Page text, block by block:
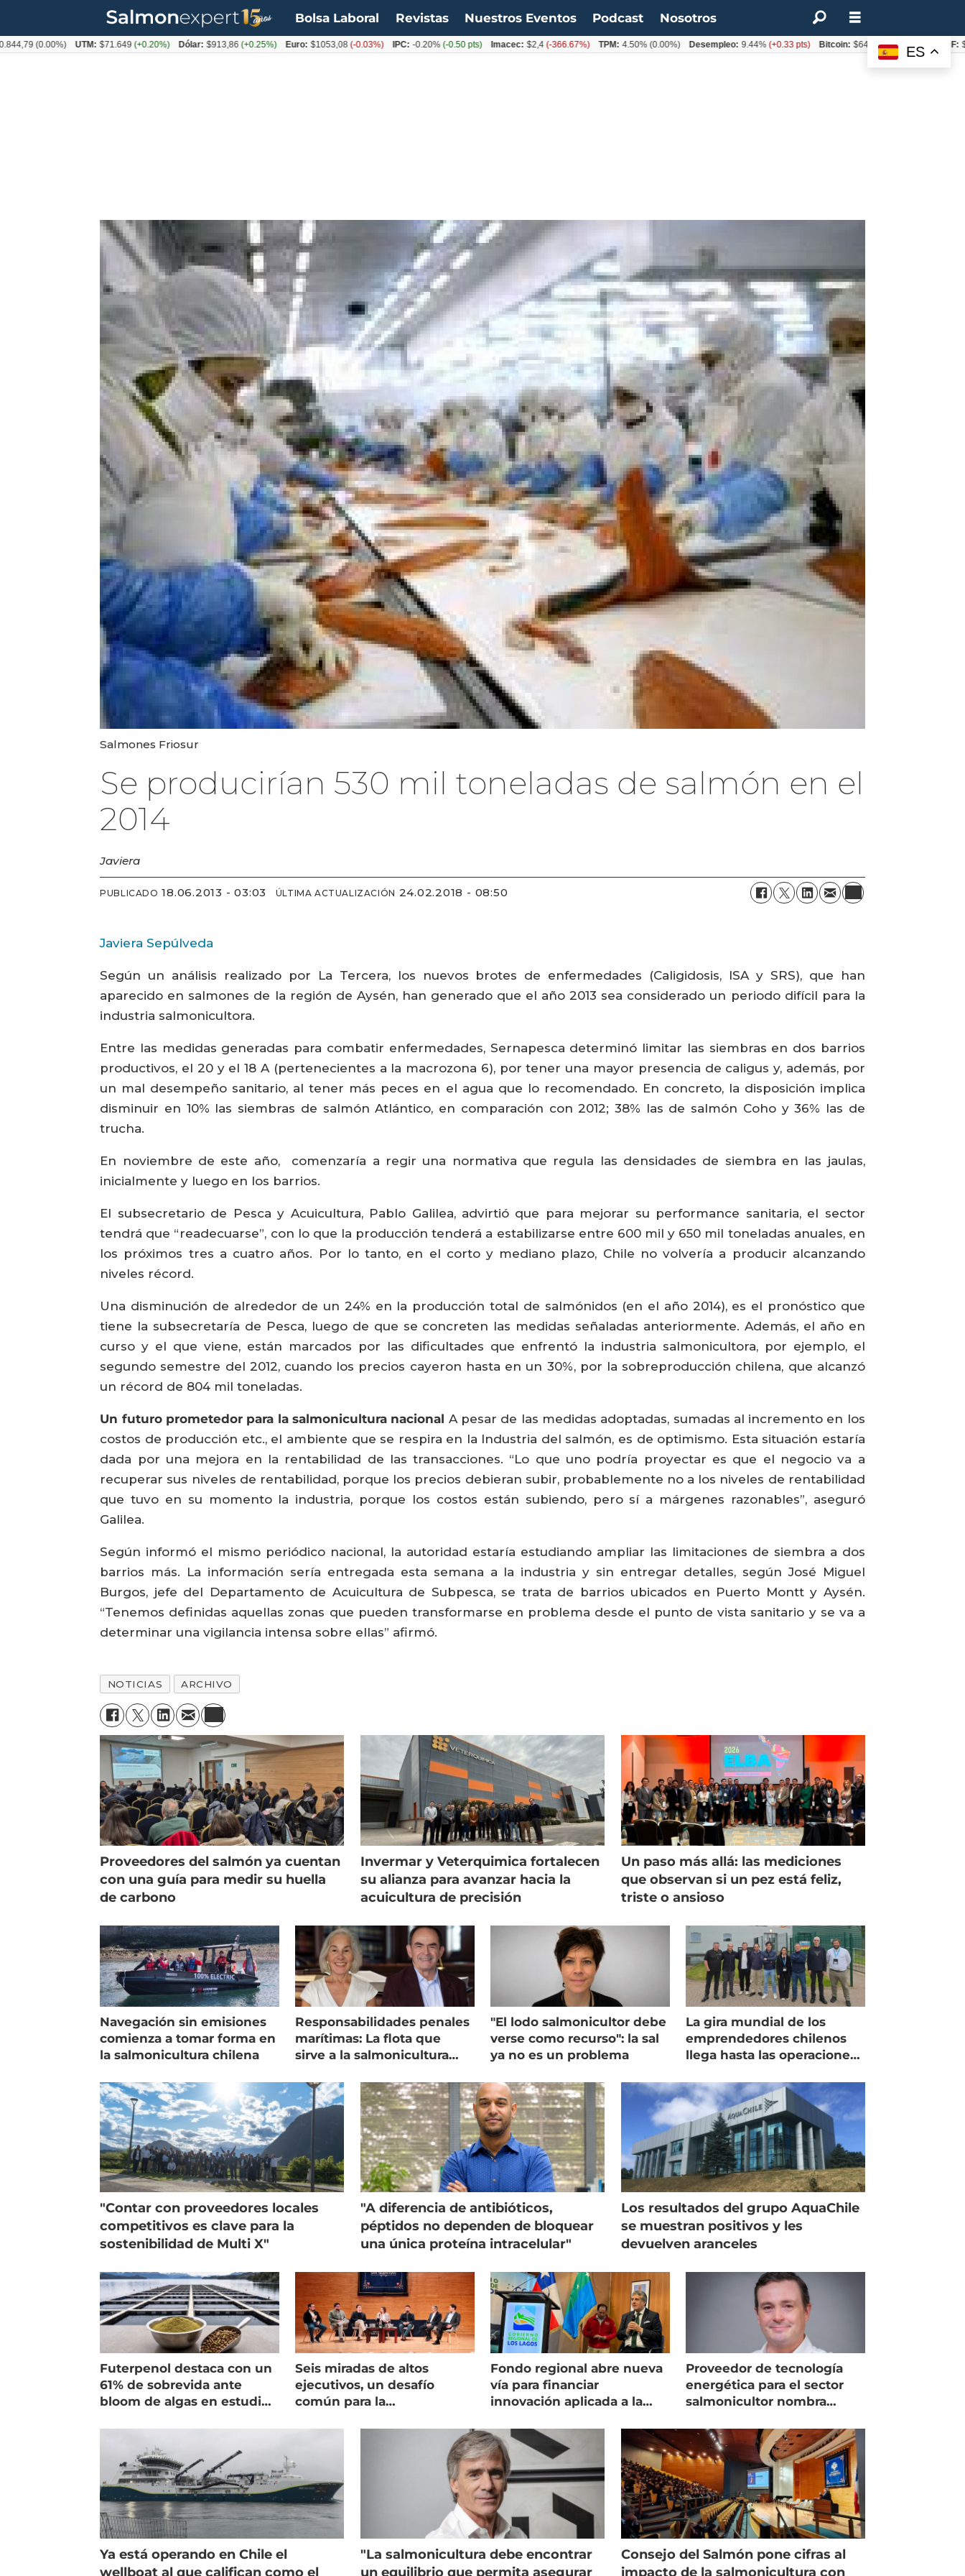
Bolsa Laboral Revistas Nuestros Eventos Podcast Nosotros
Salmones Friosur
Se producirían 530 mil toneladas de salmón en el
2014
Javiera
PUBLICADO 18.06.2013 - 03:03 ÚLTIMA ACTUALIZACIÓN 24.02.2018 - 08:50
Javiera Sepúlveda
Según un análisis realizado por La Tercera, los nuevos brotes de enfermedades (Caligidosis, ISA y SRS), que han
aparecido en salmones de la región de Aysén, han generado que el año 2013 sea considerado un periodo difícil para la
industria salmonicultora.
Entre las medidas generadas para combatir enfermedades, Sernapesca determinó limitar las siembras en dos barrios
productivos, el 20 y el 18 A (pertenecientes a la macrozona 6), por tener una mayor presencia de caligus y, además, por
un mal desempeño sanitario, al tener más peces en el agua que lo recomendado. En concreto, la disposición implica
disminuir en 10% las siembras de salmón Atlántico, en comparación con 2012; 38% las de salmón Coho y 36% las de
trucha.
En noviembre de este año, comenzaría a regir una normativa que regula las densidades de siembra en las jaulas,
inicialmente y luego en los barrios.
El subsecretario de Pesca y Acuicultura, Pablo Galilea, advirtió que para mejorar su performance sanitaria, el sector
tendrá que “readecuarse”, con lo que la producción tenderá a estabilizarse entre 600 mil y 650 mil toneladas anuales, en
los próximos tres a cuatro años. Por lo tanto, en el corto y mediano plazo, Chile no volvería a producir alcanzando
niveles récord.
Una disminución de alrededor de un 24% en la producción total de salmónidos (en el año 2014), es el pronóstico que
tiene la subsecretaría de Pesca, luego de que se concreten las medidas señaladas anteriormente. Además, el año en
curso y el que viene, están marcados por las dificultades que enfrentó la industria salmonicultora, por ejemplo, el
segundo semestre del 2012, cuando los precios cayeron hasta en un 30%, por la sobreproducción chilena, que alcanzó
un récord de 804 mil toneladas.
Un futuro prometedor para la salmonicultura nacional A pesar de las medidas adoptadas, sumadas al incremento en los
costos de producción etc., el ambiente que se respira en la Industria del salmón, es de optimismo. Esta situación estaría
dada por una mejora en la rentabilidad de las transacciones. “Lo que uno podría proyectar es que el negocio va a
recuperar sus niveles de rentabilidad, porque los precios debieran subir, probablemente no a los niveles de rentabilidad
que tuvo en su momento la industria, porque los costos están subiendo, pero sí a márgenes razonables”, aseguró
Galilea.
Según informó el mismo periódico nacional, la autoridad estaría estudiando ampliar las limitaciones de siembra a dos
barrios más. La información sería entregada esta semana a la industria y sin entregar detalles, según José Miguel
Burgos, jefe del Departamento de Acuicultura de Subpesca, se trata de barrios ubicados en Puerto Montt y Aysén.
“Tenemos definidas aquellas zonas que pueden transformarse en problema desde el punto de vista sanitario y se va a
determinar una vigilancia intensa sobre ellas” afirmó.
NOTICIAS ARCHIVO
Proveedores del salmón ya cuentan
con una guía para medir su huella
de carbono
Invermar y Veterquimica fortalecen
su alianza para avanzar hacia la
acuicultura de precisión
Un paso más allá: las mediciones
que observan si un pez está feliz,
triste o ansioso
Navegación sin emisiones
comienza a tomar forma en
la salmonicultura chilena
Responsabilidades penales
marítimas: La flota que
sirve a la salmonicultura
"El lodo salmonicultor debe
verse como recurso": la sal
ya no es un problema
La gira mundial de los
emprendedores chilenos
llega hasta las operaciones
"Contar con proveedores locales
competitivos es clave para la
sostenibilidad de Multi X"
"A diferencia de antibióticos,
péptidos no dependen de bloquear
una única proteína intracelular"
Los resultados del grupo AquaChile
se muestran positivos y les
devuelven aranceles
Futerpenol destaca con un
61% de sobrevida ante
bloom de algas en estudio
Seis miradas de altos
ejecutivos, un desafío
común para la
Fondo regional abre nueva
vía para financiar
innovación aplicada a la
Proveedor de tecnología
energética para el sector
salmonicultor nombra
Ya está operando en Chile el
wellboat al que califican como el
"La salmonicultura debe encontrar
un equilibrio que permita asegurar
Consejo del Salmón pone cifras al
impacto de la salmonicultura con
ES
(0.00%) UTM: $71.649(+0.20%) Dólar: $913,86(+0.25%) Euro: $1053,08(-0.03%) IPC: -0.20% (-0.50 pts) Imacec: $2,4(-366.67%) TPM: 4.50%(0.00%) Desempleo: 9.44%(+0.33 pts) Bitcoin: $64.600,08 (+2.93%)